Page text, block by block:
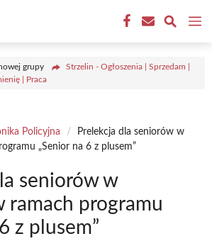
grupy
Strzelin - Ogłoszenia | Sprzedam |
| Praca
Policyjna /
Prelekcja dla seniorów w
„Senior na 6 z plusem”
seniorów w
ramach programu
z plusem”